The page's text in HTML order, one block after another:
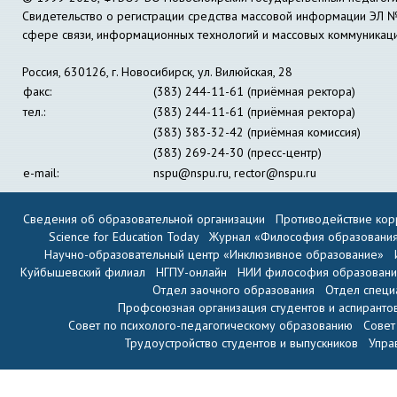
Свидетельство о регистрации средства массовой информации
сфере связи, информационных технологий и массовых
Россия, 630126, г. Новосибирск, ул. Вилюйская, 28
факс:
(383) 244-11-61 (приёмная ректора)
тел.:
(383) 244-11-61 (приёмная ректора)
(383) 383-32-42 (приёмная комиссия)
(383) 269-24-30 (пресс-центр)
e-mail:
nspu@nspu.ru, rector@nspu.ru
Сведения об образовательной организации
Противодействие
Science for Education Today
Журнал «Философия
Научно-образовательный центр «Инклюзивное образование»
Куйбышевский филиал
НГПУ-онлайн
НИИ философия
Отдел заочного образования
Отдел
Профсоюзная организация студентов и
Совет по психолого-педагогическому образованию
Трудоустройство студентов и выпускников